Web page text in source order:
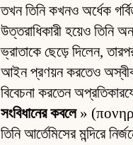
তখন তিনি কখনও অর্ধেক
উত্তরাধিকারী হয়েও তিনি
ভ্রাতাকে ছেড়ে দিলেন,
আইন প্রণয়ন করতেও
বিবেচনা করতেন
সংবিধানের কবলে»
তিনি আর্তেমিসের মন্দিরে